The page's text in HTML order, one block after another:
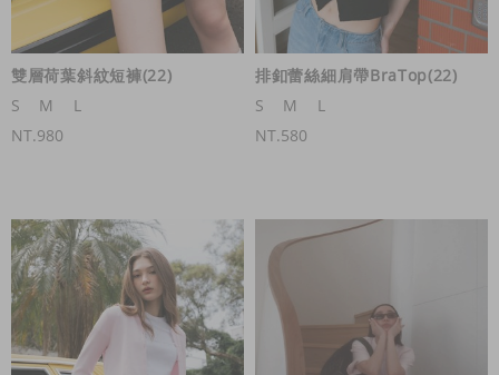
雙層荷葉斜紋短褲(22)
S
M
L
NT.980
排釦蕾絲細肩帶BraTop(22)
S
M
L
NT.580